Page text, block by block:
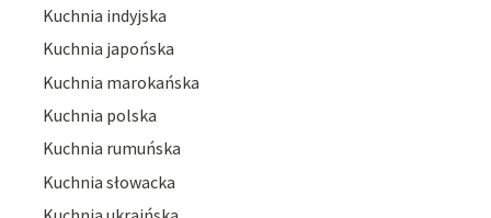
Kuchnia indyjska
Kuchnia japońska
Kuchnia marokańska
Kuchnia polska
Kuchnia rumuńska
Kuchnia słowacka